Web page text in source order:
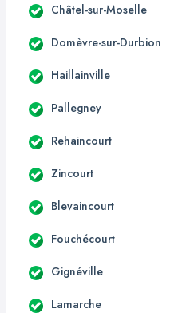
Châtel-sur-Moselle
Domèvre-sur-Durbion
Haillainville
Pallegney
Rehaincourt
Zincourt
Blevaincourt
Fouchécourt
Gignéville
Lamarche